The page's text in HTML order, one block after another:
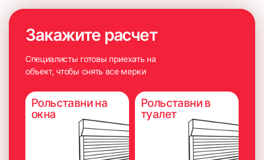
Закажите расчет
Специалисты готовы приехать на
объект, чтобы снять все мерки
Рольставни на
окна
Рольставни в
туалет